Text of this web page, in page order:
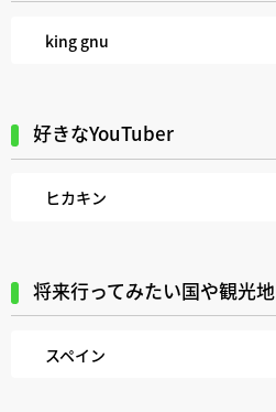
king gnu
好きなYouTuber
ヒカキン
将来行ってみたい国や観光地
スペイン